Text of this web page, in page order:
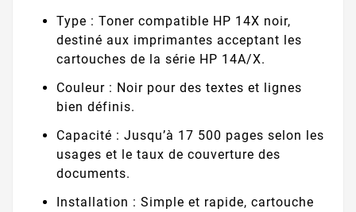
Type : Toner compatible HP 14X noir,
destiné aux imprimantes acceptant les
cartouches de la série HP 14A/X.
Couleur : Noir pour des textes et lignes
bien définis.
Capacité : Jusqu’à 17 500 pages selon les
usages et le taux de couverture des
documents.
Installation : Simple et rapide, cartouche